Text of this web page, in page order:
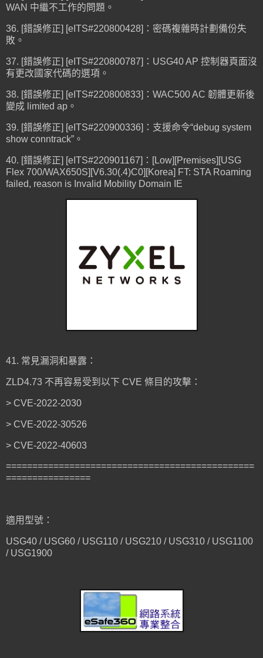
WAN 中繼不工作的問題。
36. [錯誤修正] [eITS#220800428]：密碼複雜時計劃備份失
敗。
37. [錯誤修正] [eITS#220800787]：USG40 AP 控制器頁面沒
有更改國家代碼的選項。
38. [錯誤修正] [eITS#220800833]：WAC500 AC 韌體更新後
變成 limited ap。
39. [錯誤修正] [eITS#220900336]：支援命令“debug system
show conntrack”。
40. [錯誤修正] [eITS#220901167]：[Low][Premises][USG
Flex 700/WAX650S][V6.30(.4)C0][Korea] FT: STA Roaming
failed, reason is Invalid Mobility Domain IE
41. 常見漏洞和暴露：
ZLD4.73 不再容易受到以下 CVE 條目的攻擊：
> CVE-2022-2030
> CVE-2022-30526
> CVE-2022-40603
===============================================
================
適用型號：
USG40 / USG60 / USG110 / USG210 / USG310 / USG1100
/ USG1900